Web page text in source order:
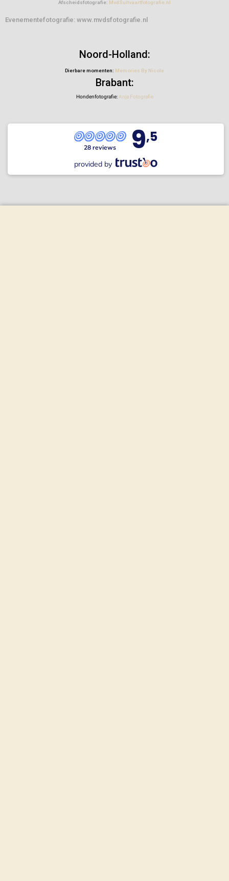
Afscheidsfotografie: MvdSuitvaartfotografie.nl
Evenementefotografie: www.mvdsfotografie.nl
Noord-Holland:
Dierbare momenten: Memories By Nicole
Brabant:
Hondenfotografie:Anja Fotografie
28 reviews 9,5
provided by